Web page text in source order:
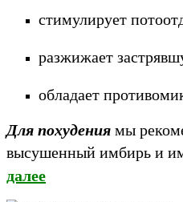
стимулирует
разжижает
обладает
Для похудениямы
высушенный имбирь и
далее